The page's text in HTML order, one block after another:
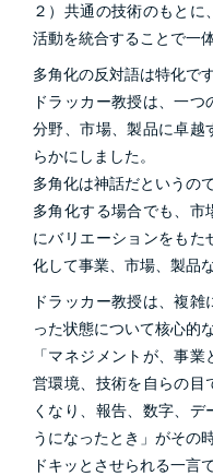
２）共通の技術のもとに
活動を統合することで一
多角化の反対語は特化です
ドラッカー教授は、一
分野、市場、製品に卓越
らかにしました。
多角化は神話だというので
多角化する場合でも、
にバリエーションをも
化して事業、市場、製品
ドラッカー教授は、複
った状態について核心的
「マネジメントが、事
営環境、技術を自らの目
くなり、報告、数字、
うになったとき」がその
ドキッとさせられる一言で